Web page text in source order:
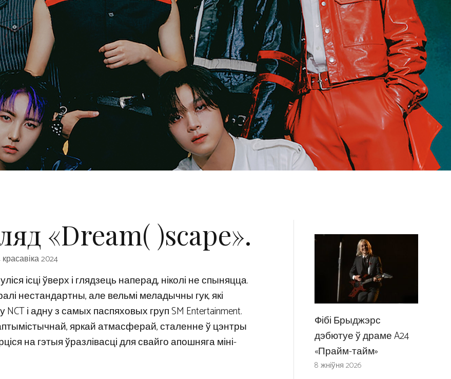
«Dream( )scape».
красавіка 2024
ісці ўверх і глядзець наперад, ніколі не спыняцца.
нестандартны, але вельмі меладычны гук, які
і адну з самых паспяховых груп SM Entertainment.
яркай атмасферай, сталенне ў цэнтры
на гэтыя ўразлівасці для свайго апошняга міні-
Фібі Брыджэрс
дэбютуе ў драме A24
«Прайм-тайм»
8 жніўня 2026